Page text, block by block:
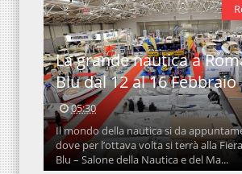
La grande nautica a
Blu dal 12 al 16 Febbraio
05:30
Il mondo della nautica si da
dove per l’ottava volta si terrà alla
Blu – Salone della Nautica e del Ma...